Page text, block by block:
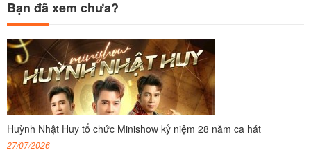
Bạn đã xem chưa?
Huỳnh Nhật Huy tổ chức Minishow kỷ niệm 28 năm ca hát
27/07/2026